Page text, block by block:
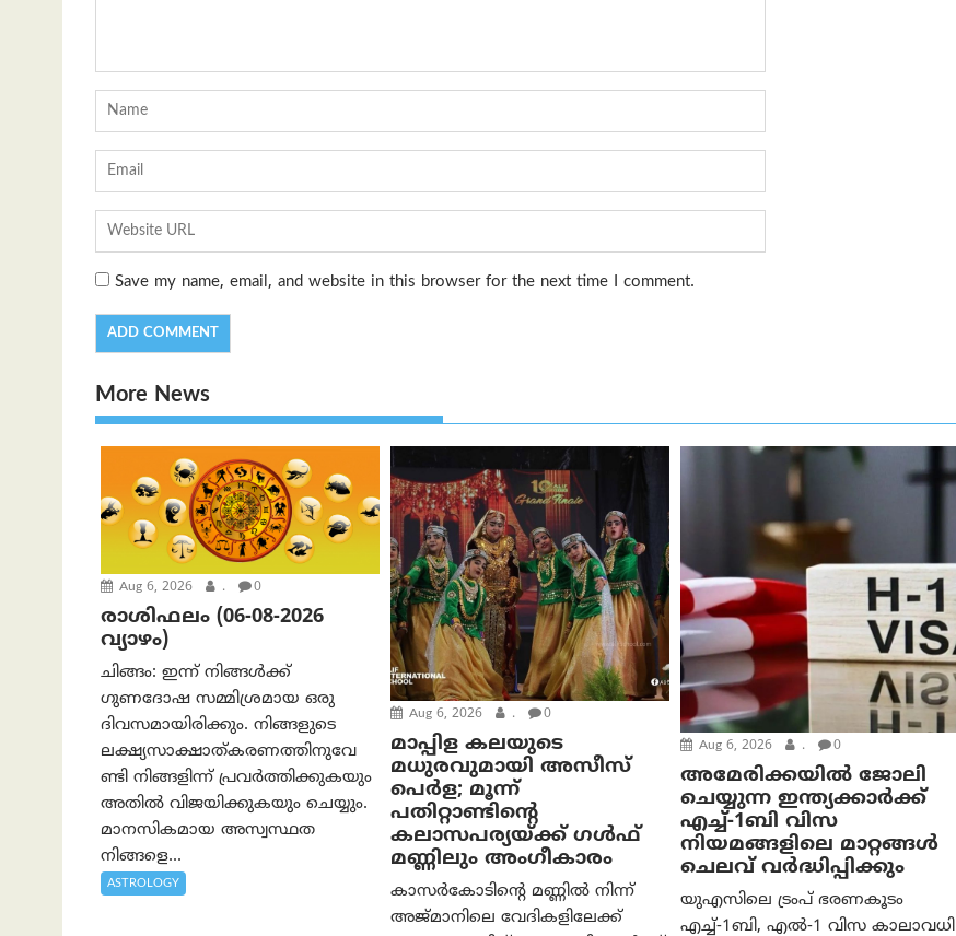
Save my name, email, and website in this browser for the next time I comment.
More News
Aug 6, 2026 . 0
രാശിഫലം (06-08-2026
വ്യാഴം)
ചിങ്ങം: ഇന്ന് നിങ്ങൾക്ക്
ഗുണദോഷ സമ്മിശ്രമായ ഒരു
ദിവസമായിരിക്കും. നിങ്ങളുടെ
ലക്ഷ്യസാക്ഷാത്കരണത്തിനുവേ
ണ്ടി നിങ്ങളിന്ന് പ്രവർത്തിക്കുകയും
അതില്‍ വിജയിക്കുകയും ചെയ്യും.
മാനസികമായ അസ്വസ്ഥത
നിങ്ങളെ...
ASTROLOGY
Aug 6, 2026 . 0
മാപ്പിള കലയുടെ
മധുരവുമായി അസീസ്
പെർള; മൂന്ന്
പതിറ്റാണ്ടിന്റെ
കലാസപര്യയ്ക്ക് ഗൾഫ്
മണ്ണിലും അംഗീകാരം
കാസർകോടിന്റെ മണ്ണിൽ നിന്ന്
അജ്മാനിലെ വേദികളിലേക്ക്
Aug 6, 2026 . 0
അമേരിക്കയില്‍ ജോലി
ചെയ്യുന്ന ഇന്ത്യക്കാർക്ക്
എച്ച്-1ബി വിസ
നിയമങ്ങളിലെ മാറ്റങ്ങൾ
ചെലവ് വർദ്ധിപ്പിക്കും
യുഎസിലെ ട്രംപ് ഭരണകൂടം
എച്ച്-1ബി, എൽ-1 വിസ കാലാവധി